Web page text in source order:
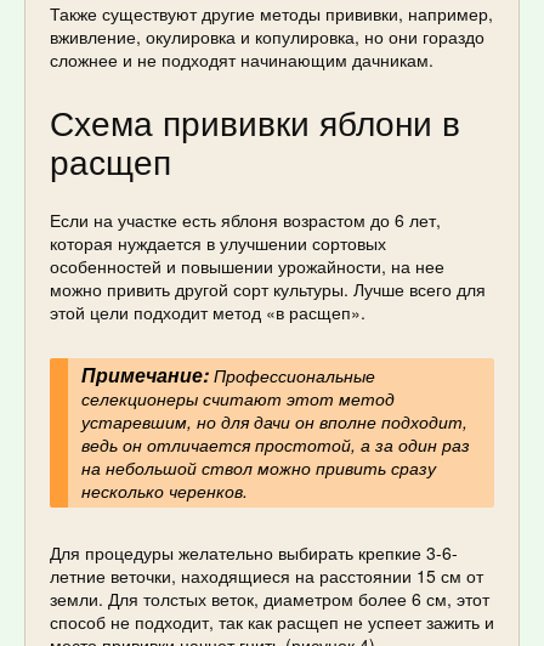
Также существуют другие методы прививки, например,
вживление, окулировка и копулировка, но они гораздо
сложнее и не подходят начинающим дачникам.
Схема прививки яблони в
расщеп
Если на участке есть яблоня возрастом до 6 лет,
которая нуждается в улучшении сортовых
особенностей и повышении урожайности, на нее
можно привить другой сорт культуры. Лучше всего для
этой цели подходит метод «в расщеп».
Примечание:Профессиональные
селекционеры считают этот метод
устаревшим, но для дачи он вполне подходит,
ведь он отличается простотой, а за один раз
на небольшой ствол можно привить сразу
несколько черенков.
Для процедуры желательно выбирать крепкие 3-6-
летние веточки, находящиеся на расстоянии 15 см от
земли. Для толстых веток, диаметром более 6 см, этот
способ не подходит, так как расщеп не успеет зажить и